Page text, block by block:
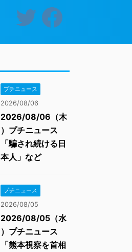
プチニュース
2026/08/06
2026/08/06（木
）プチニュース
「騙され続ける日
本人」など
プチニュース
2026/08/05
2026/08/05（水
）プチニュース
「熊本視察を首相